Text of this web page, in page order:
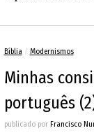
Bíblia/ Modernismos
Minhas
português
publicado por Francisco